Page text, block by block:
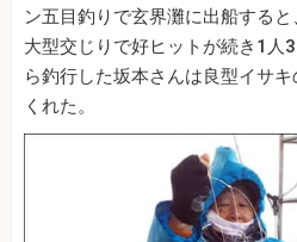
ン五目釣りで玄界灘に出船する
大型交じりで好ヒットが続き1人
ら釣行した坂本さんは良型イサ
くれた。